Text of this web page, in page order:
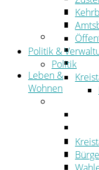
Tourismus
Leben &
Wohnen
Politik &
Politik